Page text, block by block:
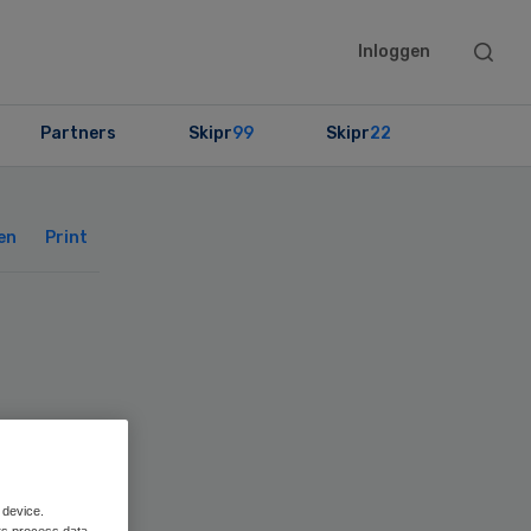
Inloggen
Search
Partners Skipr99 Skipr22
Print